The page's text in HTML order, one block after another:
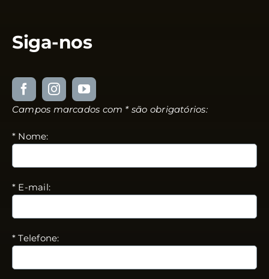
Siga-nos
Campos marcados com * são obrigatórios:
* Nome:
* E-mail:
* Telefone: